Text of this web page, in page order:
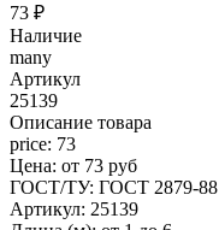
73 ₽
Наличие
many
Артикул
25139
Описание товара
price: 73
Цена: от 73 руб
ГОСТ/ТУ: ГОСТ 2879-88
Артикул: 25139